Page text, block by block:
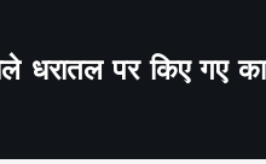
धरातल पर किए गए